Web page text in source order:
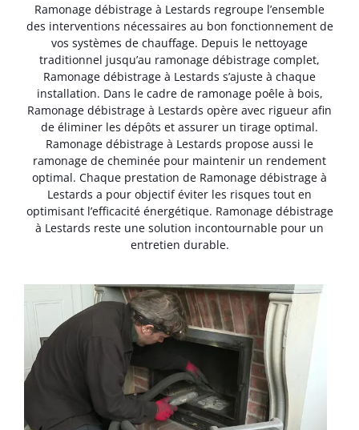
Ramonage débistrage à Lestards regroupe l’ensemble
des interventions nécessaires au bon fonctionnement de
vos systèmes de chauffage. Depuis le nettoyage
traditionnel jusqu’au ramonage débistrage complet,
Ramonage débistrage à Lestards s’ajuste à chaque
installation. Dans le cadre de ramonage poêle à bois,
Ramonage débistrage à Lestards opère avec rigueur afin
de éliminer les dépôts et assurer un tirage optimal.
Ramonage débistrage à Lestards propose aussi le
ramonage de cheminée pour maintenir un rendement
optimal. Chaque prestation de Ramonage débistrage à
Lestards a pour objectif éviter les risques tout en
optimisant l’efficacité énergétique. Ramonage débistrage
à Lestards reste une solution incontournable pour un
entretien durable.